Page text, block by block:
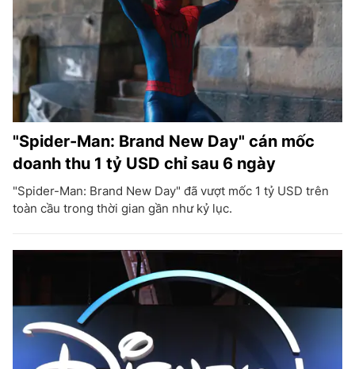
"Spider-Man: Brand New Day" cán mốc
doanh thu 1 tỷ USD chỉ sau 6 ngày
"Spider-Man: Brand New Day" đã vượt mốc 1 tỷ USD trên
toàn cầu trong thời gian gần như kỷ lục.